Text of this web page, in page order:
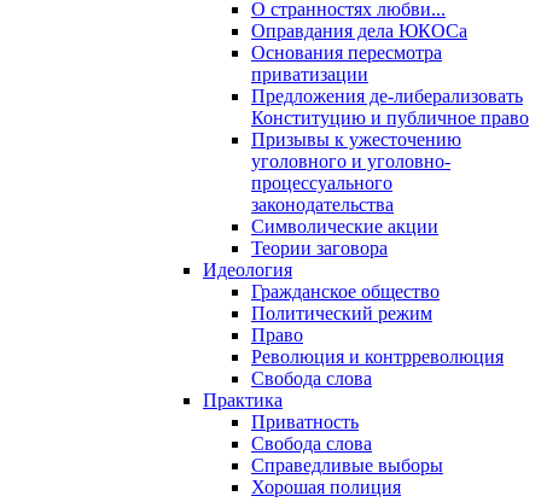
О странностях любви...
Оправдания дела ЮКОСа
Основания пересмотра
приватизации
Предложения де-либерализовать
Конституцию и публичное право
Призывы к ужесточению
уголовного и уголовно-
процессуального
законодательства
Символические акции
Теории заговора
Идеология
Гражданское общество
Политический режим
Право
Революция и контрреволюция
Свобода слова
Практика
Приватность
Свобода слова
Справедливые выборы
Хорошая полиция